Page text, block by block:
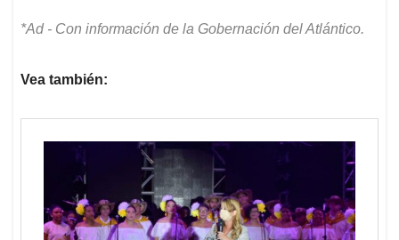
*Ad - Con información de la Gobernación del Atlántico.
Vea también: